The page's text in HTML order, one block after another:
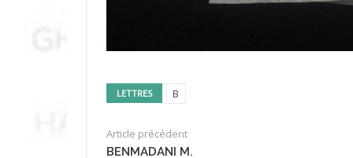
LETTRES B
Article précédent
BENMADANI M.